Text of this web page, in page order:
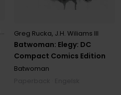
Batwoman: Elegy: DC
Compact Comics Edition
Greg Rucka, J.H. Wiliams III
Batwoman